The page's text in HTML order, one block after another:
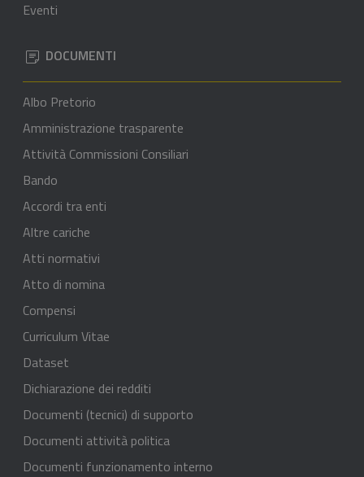
Eventi
DOCUMENTI
Albo Pretorio
Amministrazione trasparente
Attività Commissioni Consiliari
Bando
Accordi tra enti
Altre cariche
Atti normativi
Atto di nomina
Compensi
Curriculum Vitae
Dataset
Dichiarazione dei redditi
Documenti (tecnici) di supporto
Documenti attività politica
Documenti funzionamento interno